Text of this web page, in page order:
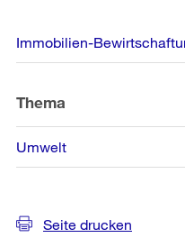
Weitere
Informationen
Immobilien-
Thema
Umwelt
Seite drucken